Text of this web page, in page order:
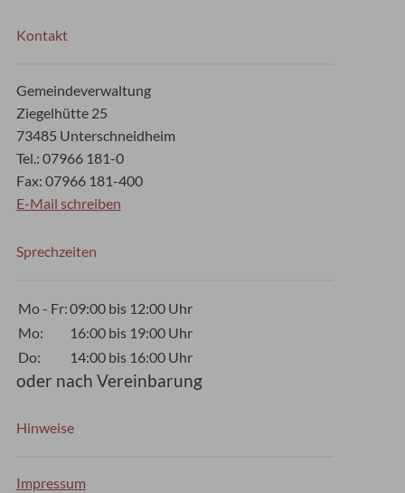
Kontakt
Gemeindeverwaltung
Ziegelhütte 25
73485 Unterschneidheim
Tel.: 07966 181-0
Fax: 07966 181-400
E-Mail schreiben
Sprechzeiten
Mo - Fr:09:00 bis 12:00 Uhr
Mo:
16:00 bis 19:00 Uhr
Do:
14:00 bis 16:00 Uhr
oder nach Vereinbarung
Hinweise
Impressum